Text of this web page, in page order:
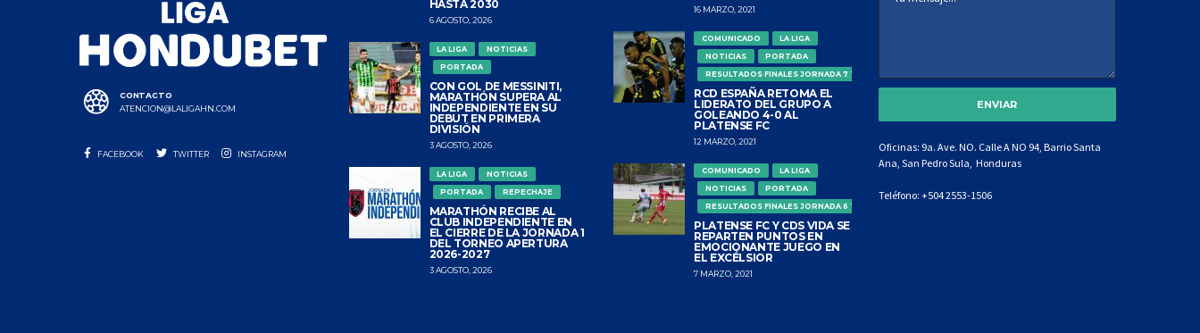
CONTACTO
ATENCION@LALIGAHN.COM
FACEBOOK TWITTER INSTAGRAM
HASTA 2030
6 AGOSTO, 2026
LA LIGA
NOTICIAS
PORTADA
CON GOL DE MESSINITI,
MARATHÓN SUPERA AL
INDEPENDIENTE EN SU
DEBUT EN PRIMERA
DIVISIÓN
3 AGOSTO, 2026
LA LIGA
NOTICIAS
PORTADA
REPECHAJE
MARATHÓN RECIBE AL
CLUB INDEPENDIENTE EN
EL CIERRE DE LA JORNADA 1
DEL TORNEO APERTURA
2026-2027
3 AGOSTO, 2026
16 MARZO, 2021
COMUNICADO
LA LIGA
NOTICIAS
PORTADA
RESULTADOS FINALES JORNADA 7 TORNEO CLAUSURA
RCD ESPAÑA RETOMA EL
LIDERATO DEL GRUPO A
GOLEANDO 4-0 AL
PLATENSE FC
12 MARZO, 2021
COMUNICADO
LA LIGA
NOTICIAS
PORTADA
RESULTADOS FINALES JORNADA 6 TORNEO CLAUSURA
PLATENSE FC Y CDS VIDA SE
REPARTEN PUNTOS EN
EMOCIONANTE JUEGO EN
EL EXCÉLSIOR
7 MARZO, 2021
Oficinas: 9a. Ave. NO. Calle A NO 94, Barrio Santa
Ana, San Pedro Sula, Honduras
Teléfono: +504 2553-1506